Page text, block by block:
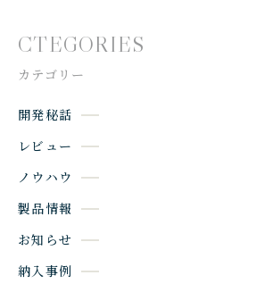
CTEGORIES
カテゴリー
開発秘話
レビュー
ノウハウ
製品情報
お知らせ
納入事例